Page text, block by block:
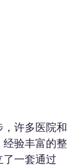
，许多医院和
经验丰富的整
了一套通过